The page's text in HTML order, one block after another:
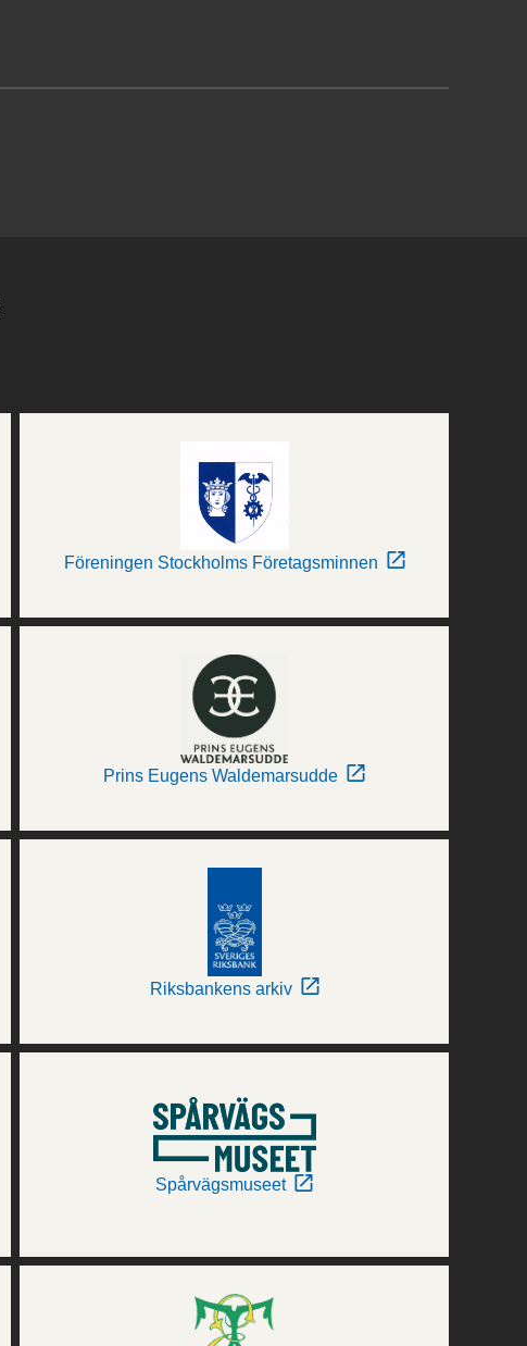
Föreningen Stockholms Företagsminnen
Prins Eugens Waldemarsudde
Riksbankens arkiv
Spårvägsmuseet